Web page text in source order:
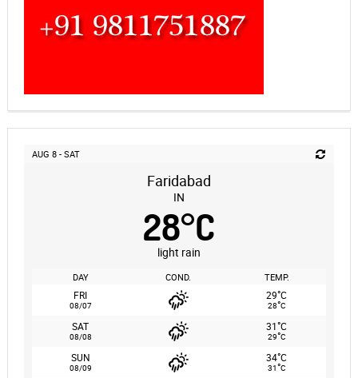
AUG 8 - SAT
Faridabad
IN
28°C
light rain
DAY COND. TEMP.
FRI
08/07
29°C
28°C
SAT
08/08
31°C
29°C
SUN
08/09
34°C
31°C